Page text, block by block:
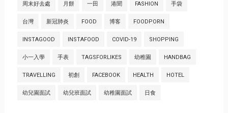
周末好去處 月餅 一田 港聞 FASHION 手袋
台灣 新冠肺炎 FOOD 博客 FOODPORN
INSTAGOOD INSTAFOOD COVID-19 SHOPPING
小一入學 手表 TAGSFORLIKES 幼稚園 HANDBAG
TRAVELLING 初創 FACEBOOK HEALTH HOTEL
幼兒園面試 幼兒班面試 幼稚園面試 日食